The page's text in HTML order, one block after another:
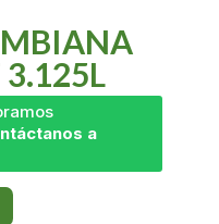
3.125L
a